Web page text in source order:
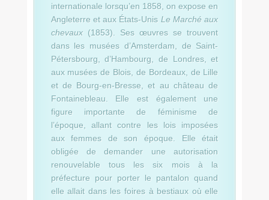
internationale lorsqu’en 1858, on expose en
Angleterre et aux États-Unis Le Marché aux
chevaux(1853). Ses œuvres se trouvent
dans les musées d’Amsterdam, de Saint-
Pétersbourg, d’Hambourg, de Londres, et
aux musées de Blois, de Bordeaux, de Lille
et de Bourg-en-Bresse, et au château de
Fontainebleau. Elle est également une
figure importante de féminisme de
l’époque, allant contre les lois imposées
aux femmes de son époque. Elle était
obligée de demander une autorisation
renouvelable tous les six mois à la
préfecture pour porter le pantalon quand
elle allait dans les foires à bestiaux où elle